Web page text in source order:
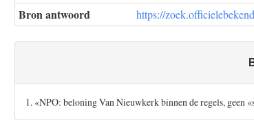
Bron antwoord https://
1. «NPO: beloning Van Nieuwkerk binnen de regels, geen